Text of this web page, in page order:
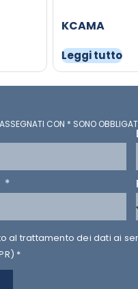
KCAMA
Leggi tutto
CON * SONO
al trattamento dei dati ai
*